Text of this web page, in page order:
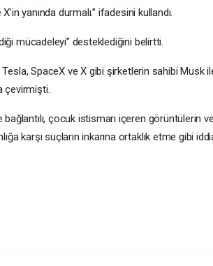
yanında durmalı.” ifadesini kullandı.
mücadeleyi” desteklediğini belirtti.
Tesla, SpaceX ve X gibi şirketlerin sahibi Musk
çevirmişti.
çocuk istismarı içeren görüntülerin
karşı suçların inkarına ortaklık etme gibi